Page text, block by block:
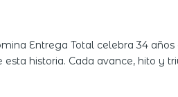
Entrega Total celebra 34
historia. Cada avance, hito y